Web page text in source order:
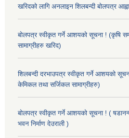
खरिदको लागि अनलाइन शिलबन्दी बोलपत्र
बोलपत्र स्वीकृत गर्ने आशयको सूचना ! (कृषि
सामाग्रीहरु खरिद)
शिलबन्दी दरभाउपत्र स्वीकृत गर्ने आशयको
केमिकल तथा सर्जिकल सामाग्रीहरु)
बोलपत्र स्वीकृत गर्ने आशयको सूचना ! (
भवन निर्माण देउराली )